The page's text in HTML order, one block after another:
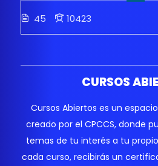
45 10423
CURSOS
Cursos Abiertos es un
creado por el CPCCS, donde
temas de tu interés a tu
cada curso, recibirás un